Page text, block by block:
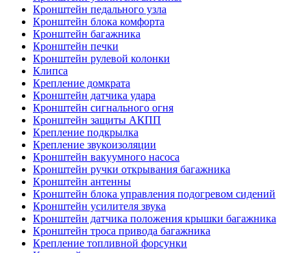
Кронштейн педального узла
Кронштейн блока комфорта
Кронштейн багажника
Кронштейн печки
Кронштейн рулевой колонки
Клипса
Крепление домкрата
Кронштейн датчика удара
Кронштейн сигнального огня
Кронштейн защиты АКПП
Крепление подкрылка
Крепление звукоизоляции
Кронштейн вакуумного насоса
Кронштейн ручки открывания багажника
Кронштейн антенны
Кронштейн блока управления подогревом сидений
Кронштейн усилителя звука
Кронштейн датчика положения крышки багажника
Кронштейн троса привода багажника
Крепление топливной форсунки